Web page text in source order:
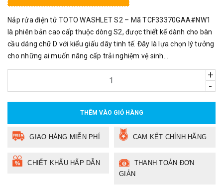
Nắp rửa điện tử TOTO WASHLET S2 – Mã TCF33370GAA#NW1
là phiên bản cao cấp thuộc dòng S2, được thiết kế dành cho bàn
cầu dáng chữ D với kiểu giấu dây tinh tế. Đây là lựa chọn lý tưởng
cho những ai muốn nâng cấp trải nghiệm vệ sinh...
+
-
THÊM VÀO GIỎ HÀNG
GIAO HÀNG MIỄN PHÍ CAM KẾT CHÍNH HÃNG
CHIẾT KHẤU HẤP DẪN
THANH TOÁN ĐƠN
GIẢN